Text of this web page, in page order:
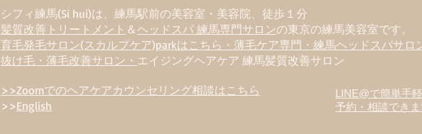
シフィ練馬(Si hui)は、 練馬駅前の美容室・美容院、徒歩１分
髪質改善トリートメント ＆ヘッドスパ 練馬専門サロンの東京の練馬美容室です。
育毛発毛サロン(スカルプケア)parkはこちら・薄毛ケア専門・練馬ヘッドスパサロ
抜け毛・薄毛改善サロン・ エイジングヘアケア 練馬髪質改善サロン
>>Zoomでのヘアケアカウンセリング相談はこちら
>>English
LINE@で簡単手
予約・相談できま